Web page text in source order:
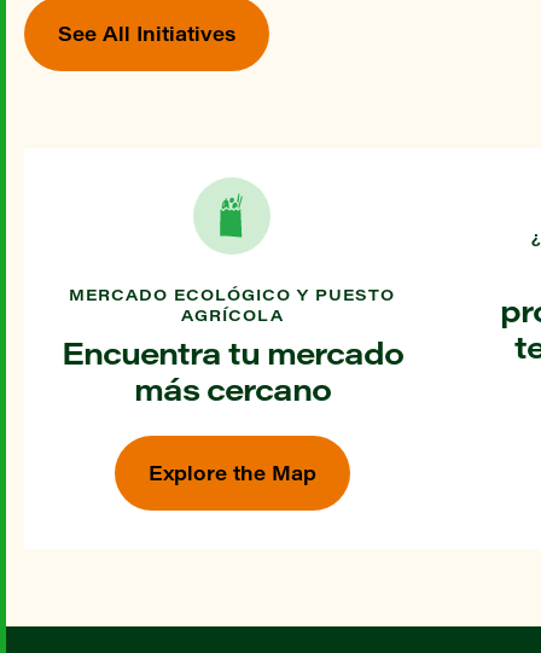
See All Initiatives
MERCADO ECOLÓGICO Y PUESTO
AGRÍCOLA
Encuentra tu mercado
más cercano
Explore the Map